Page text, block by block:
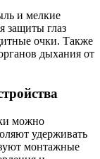
и мелкие
защиты глаз
очки. Также
дыхания от
можно
удерживать
монтажные